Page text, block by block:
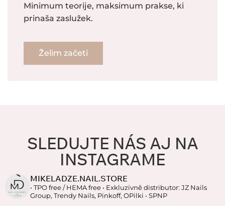
Minimum teorije, maksimum prakse, ki
prinaša zaslužek.
Želim začeti
SLEDUJTE NÁS AJ NA
INSTAGRAME
MIKELADZE.NAIL.STORE
• TPO free / HEMA free • Exkluzivně distributor: JZ Nails
Group, Trendy Nails, Pinkoff, OPilki • SPNP